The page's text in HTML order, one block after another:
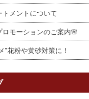
メントについて
モーションのご案内🌸
”花粉や黄砂対策に！